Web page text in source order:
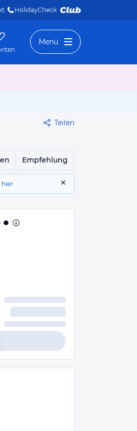
HolidayCheck
Menü
Teilen
Empfehlung
hier